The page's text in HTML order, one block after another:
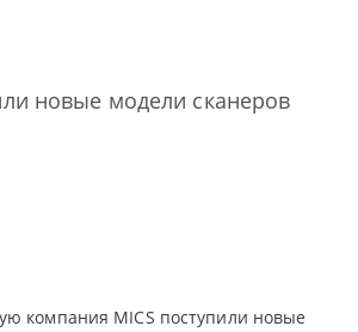
новые модели сканеров
компания MICS поступили новые